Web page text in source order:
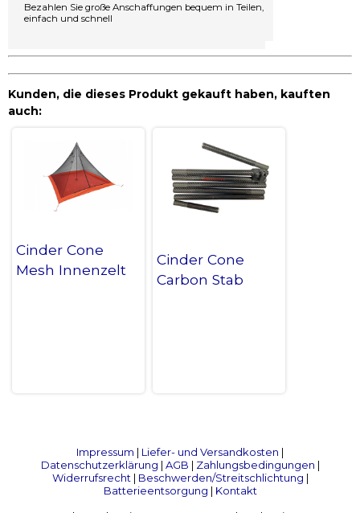
Bezahlen Sie große Anschaffungen bequem in Teilen,
einfach und schnell
Kunden, die dieses Produkt gekauft haben, kauften
auch:
Cinder Cone
Mesh Innenzelt
Cinder Cone
Carbon Stab
Impressum | Liefer- und Versandkosten |
Datenschutzerklärung | AGB | Zahlungsbedingungen |
Widerrufsrecht | Beschwerden/Streitschlichtung |
Batterieentsorgung | Kontakt